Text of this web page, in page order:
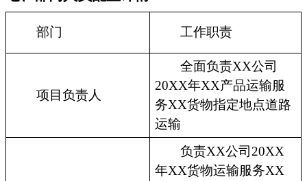
部门 工作职责
项目负责人
全面负责XX公司
20XX年XX产品运输服
务XX货物指定地点道路
运输
负责XX公司20XX
年XX货物运输服务XX